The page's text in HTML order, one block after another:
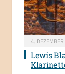
4.
Lewis